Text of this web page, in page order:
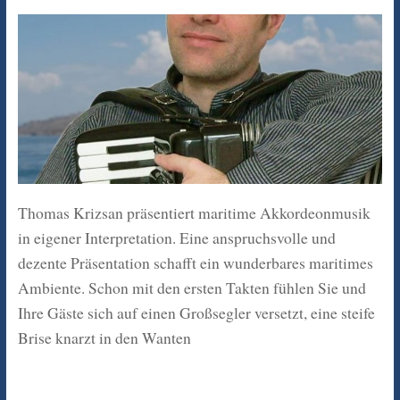
Thomas Krizsan präsentiert maritime Akkordeonmusik
in eigener Interpretation. Eine anspruchsvolle und
dezente Präsentation schafft ein wunderbares maritimes
Ambiente. Schon mit den ersten Takten fühlen Sie und
Ihre Gäste sich auf einen Großsegler versetzt, eine steife
Brise knarzt in den Wanten